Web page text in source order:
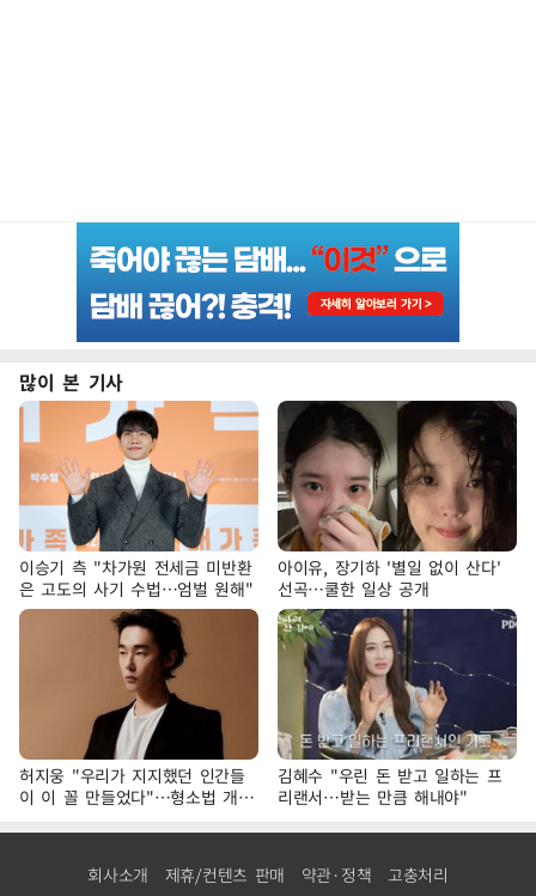
많이 본 기사
이승기 측 "차가원 전세금 미반환
은 고도의 사기 수법…엄벌 원해"
아이유, 장기하 '별일 없이 산다'
선곡…쿨한 일상 공개
허지웅 "우리가 지지했던 인간들
이 이 꼴 만들었다"…형소법 개정
에 격한 반응
김혜수 "우린 돈 받고 일하는 프
리랜서…받는 만큼 해내야"
회사소개 제휴/컨텐츠 판매 약관·정책 고충처리